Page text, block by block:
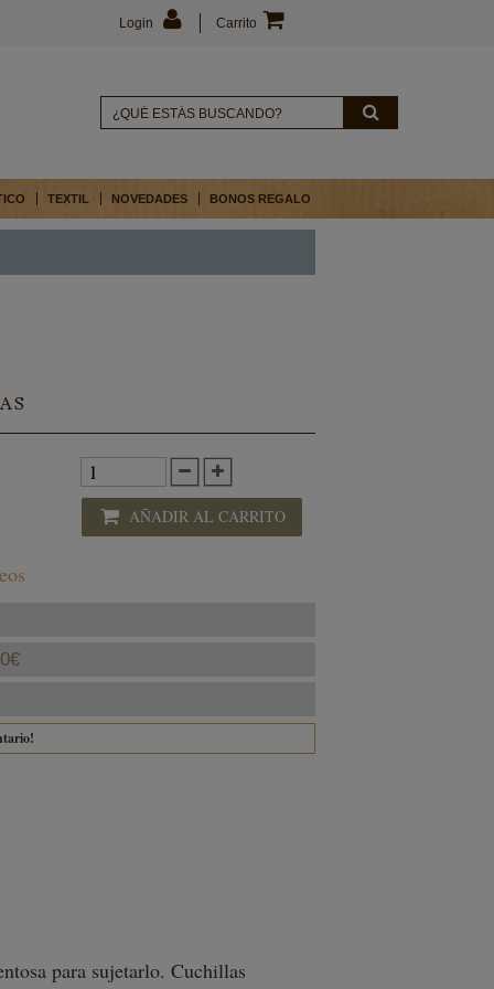
Carrito
Login
TEXTIL NOVEDADES BONOS REGALO
AÑADIR AL CARRITO
para sujetarlo. Cuchillas